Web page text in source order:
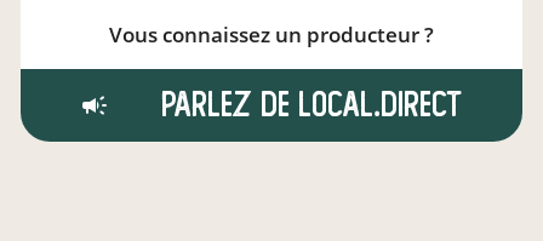
Vous connaissez un producteur ?
Parlez de local.direct